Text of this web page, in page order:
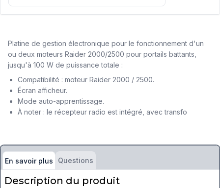
Platine de gestion électronique pour le fonctionnement d'un
ou deux moteurs Raider 2000/2500 pour portails battants,
jusqu'à 100 W de puissance totale :
Compatibilité : moteur Raider 2000 / 2500.
Écran afficheur.
Mode auto-apprentissage.
À noter : le récepteur radio est intégré, avec transfo
En savoir plus Questions
Description du produit